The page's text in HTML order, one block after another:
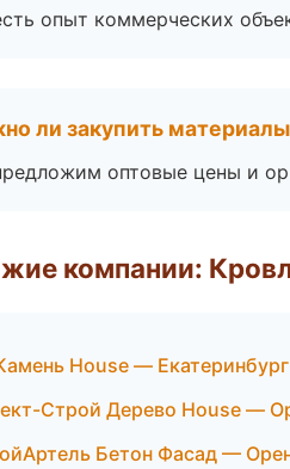
опыт коммерческих
ли закупить материалы
оптовые цены и
компании:
House — Екатеринбург
Строй Дерево House —
Бетон Фасад —